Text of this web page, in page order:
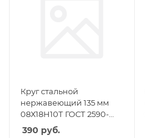
Круг стальной
нержавеющий 135 мм
08Х18Н10Т ГОСТ 2590-
2006
390 руб.